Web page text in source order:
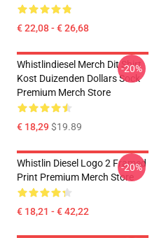
€ 22,08 - € 26,68
Whistlindiesel Merch Dit Shirt
Kost Duizenden Dollars Sock
Premium Merch Store
€ 18,29$19.89
-20%
Whistlin Diesel Logo 2 Framed
Print Premium Merch Store
€ 18,21 - € 42,22
-20%